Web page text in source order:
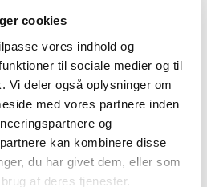
cookies
vores indhold og
til sociale medier og til
Vi deler også oplysninger om
med vores partnere inden
og
kan kombinere disse
du har givet dem, eller som
af deres tjenester.
kan have betydning for en
Både når det gælder…
præsenterer ny strategi
Lars Bo Nielsen har netop
strategi 2022-26. Strategien